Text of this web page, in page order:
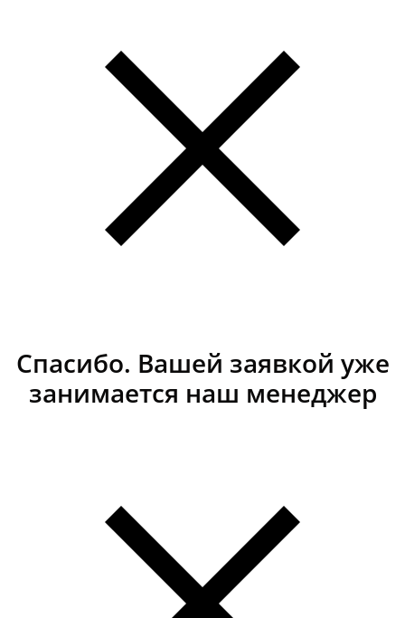
Спасибо. Вашей заявкой уже
занимается наш менеджер